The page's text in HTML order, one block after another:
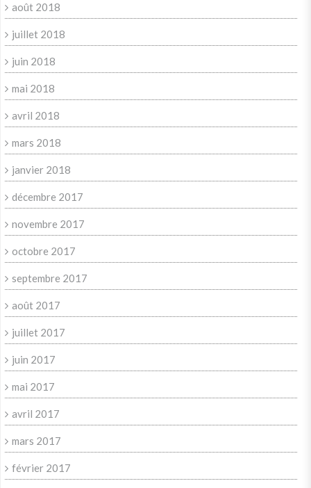
août 2018
juillet 2018
juin 2018
mai 2018
avril 2018
mars 2018
janvier 2018
décembre 2017
novembre 2017
octobre 2017
septembre 2017
août 2017
juillet 2017
juin 2017
mai 2017
avril 2017
mars 2017
février 2017